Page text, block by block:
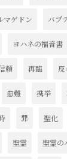
マゲドン バプ
ヨハネの福音書
頼 再臨
患難 携挙
罪 聖化
聖霊 聖霊の